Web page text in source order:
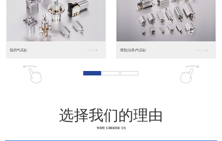
松下人机界面DP10... 数字光钎传感器FX-...
选择我们的理由
WHY CHOOSE US